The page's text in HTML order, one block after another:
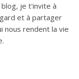
blog, je t'invite à
et à partager
nous rendent la vie